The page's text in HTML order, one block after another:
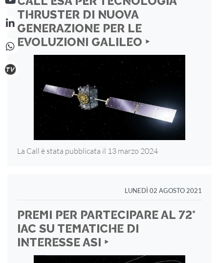
THRUSTER DI NUOVA
GENERAZIONE PER LE
EVOLUZIONI GALILEO ‣
La Call è stata pubblicata il 13 marzo 2024
LUNEDÌ 02 AGOSTO 2021
PREMI PER PARTECIPARE AL 72°
IAC SU TEMATICHE DI
INTERESSE ASI ‣